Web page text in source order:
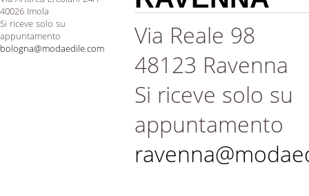
40026 Imola
Si riceve solo su
appuntamento
bologna@modaedile.com
Via Reale 98
48123 Ravenna
Si riceve solo su
appuntamento